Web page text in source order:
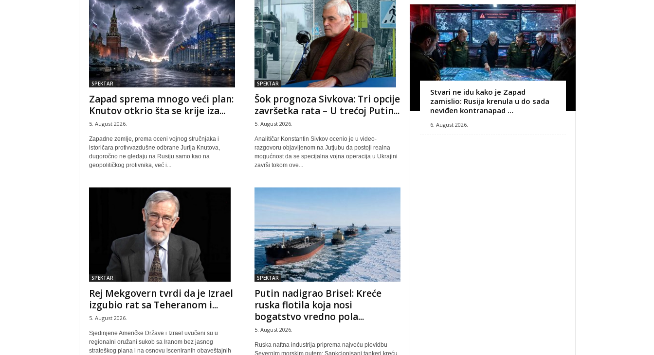
SPEKTAR
Zapad sprema mnogo veći plan:
Knutov otkrio šta se krije iza...
5. August 2026.
Zapadne zemlje, prema oceni vojnog stručnjaka i
istoričara protivvazdušne odbrane Jurija Knutova,
dugoročno ne gledaju na Rusiju samo kao na
geopolitičkog protivnika, već i...
SPEKTAR
Šok prognoza Sivkova: Tri opcije
završetka rata – U trećoj Putin...
5. August 2026.
Analitičar Konstantin Sivkov ocenio je u video-
razgovoru objavljenom na Jutjubu da postoji realna
mogućnost da se specijalna vojna operacija u Ukrajini
završi tokom ove...
SPEKTAR
Rej Mekgovern tvrdi da je Izrael
izgubio rat sa Teheranom i...
5. August 2026.
Sjedinjene Američke Države i Izrael uvučeni su u
regionalni oružani sukob sa Iranom bez jasnog
strateškog plana i na osnovu isceniranih obaveštajnih
SPEKTAR
Putin nadigrao Brisel: Kreće
ruska flotila koja nosi
bogatstvo vredno pola...
5. August 2026.
Ruska naftna industrija priprema najveću plovidbu
Severnim morskim putem: Sankcionisani tankeri kreću
Stvari ne idu kako je Zapad
zamislio: Rusija krenula u do sada
neviđen kontranapad …
6. August 2026.